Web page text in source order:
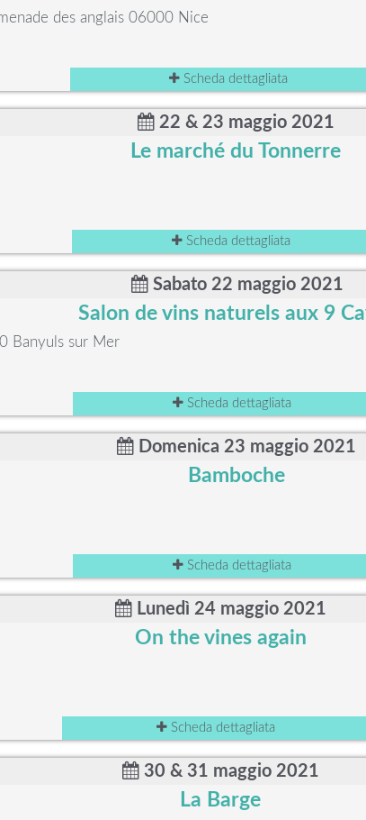
des anglais 06000 Nice
Scheda dettagliata
22 & 23 maggio 2021
Le marché du Tonnerre
Scheda dettagliata
Sabato 22 maggio 2021
Salon de vins naturels aux 9
Banyuls sur Mer
Scheda dettagliata
Domenica 23 maggio 2021
Bamboche
Scheda dettagliata
Lunedì 24 maggio 2021
On the vines again
Scheda dettagliata
30 & 31 maggio 2021
La Barge